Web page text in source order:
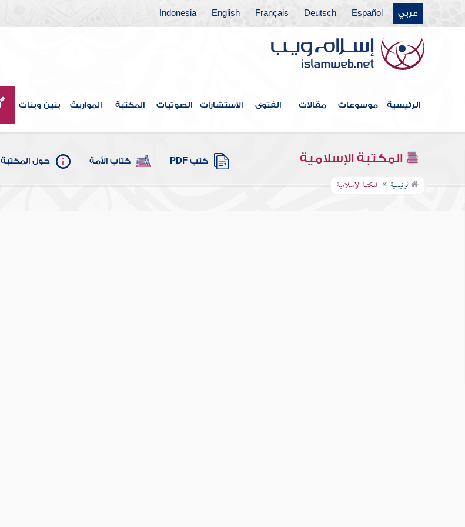
عربي Español
Deutsch
Français
English
Indonesia
الرئيسية موسوعات مقالات الفتوى الاستشارات الصوتيات المكتبة المواريث بنين وبنات
المكتبة الإسلامية كتب PDF كتاب الأمة حول المكتبة
الرئيسية المكتبة الإسلامية